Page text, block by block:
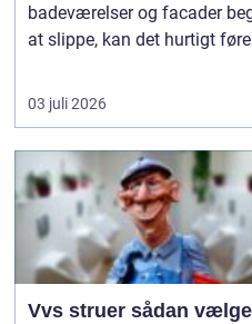
badeværelser og facader
at slippe, kan det hurtigt
03 juli 2026
Vvs struer sådan vælger du